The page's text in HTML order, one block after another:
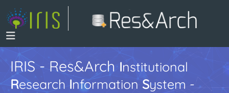
IRIS - Res&ArchInstitutional
Research InformationSystem -